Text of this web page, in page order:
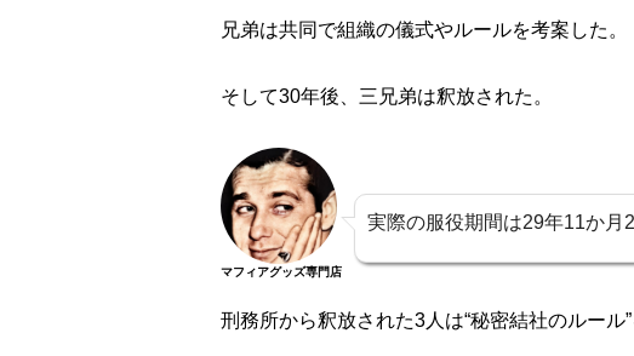
兄弟は共同で組織の儀式やルールを考案した。
そして30年後、三兄弟は釈放された。
マフィアグッズ専門店
実際の服役期間は29年11か月
刑務所から釈放された3人は“秘密結社のルール